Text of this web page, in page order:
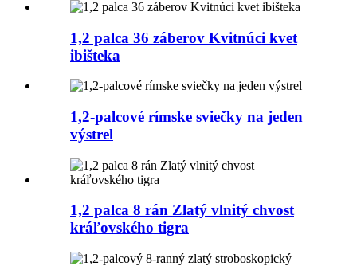
1,2 palca 36 záberov Kvitnúci kvet
ibišteka
1,2-palcové rímske sviečky na jeden
výstrel
1,2 palca 8 rán Zlatý vlnitý chvost
kráľovského tigra